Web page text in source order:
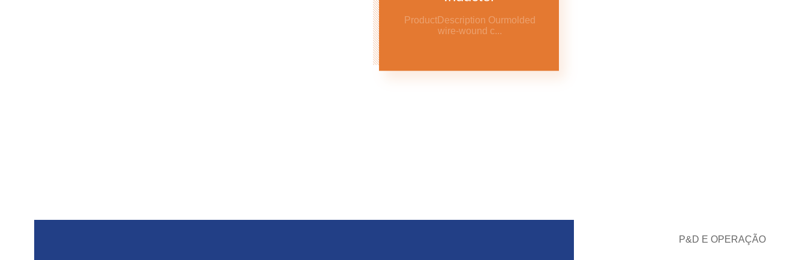
ProductDescription Ourmolded
wire‑wound c...
P&D E OPERAÇÃO